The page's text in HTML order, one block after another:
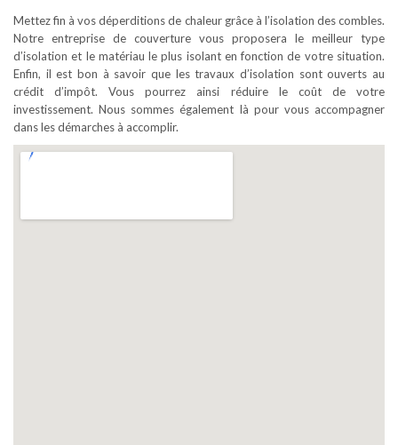
Mettez fin à vos déperditions de chaleur grâce à l’isolation des combles.
Notre entreprise de couverture vous proposera le meilleur type
d’isolation et le matériau le plus isolant en fonction de votre situation.
Enfin, il est bon à savoir que les travaux d’isolation sont ouverts au
crédit d’impôt. Vous pourrez ainsi réduire le coût de votre
investissement. Nous sommes également là pour vous accompagner
dans les démarches à accomplir.